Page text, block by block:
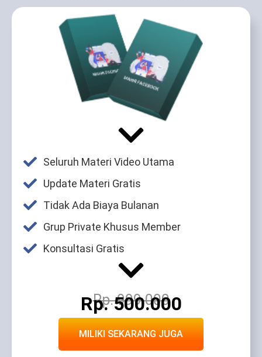
Seluruh Materi Video Utama
Update Materi Gratis
Tidak Ada Biaya Bulanan
Grup Private Khusus Member
Konsultasi Gratis
Rp. 999.000
Rp. 500.000
MILIKI SEKARANG JUGA